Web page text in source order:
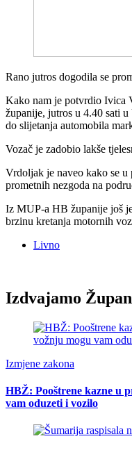
Rano jutros dogodila se
Kako nam je potvrdio Ivica
županije, jutros u 4.40 sati
do slijetanja automobila
Vozač je zadobio lakše
Vrdoljak je naveo kako se u
prometnih nezgoda na
Iz MUP-a HB županije još
brzinu kretanja motornih
Livno
Izdvajamo
Izmjene zakona
HBŽ: Pooštrene kazne u
vam oduzeti i vozilo